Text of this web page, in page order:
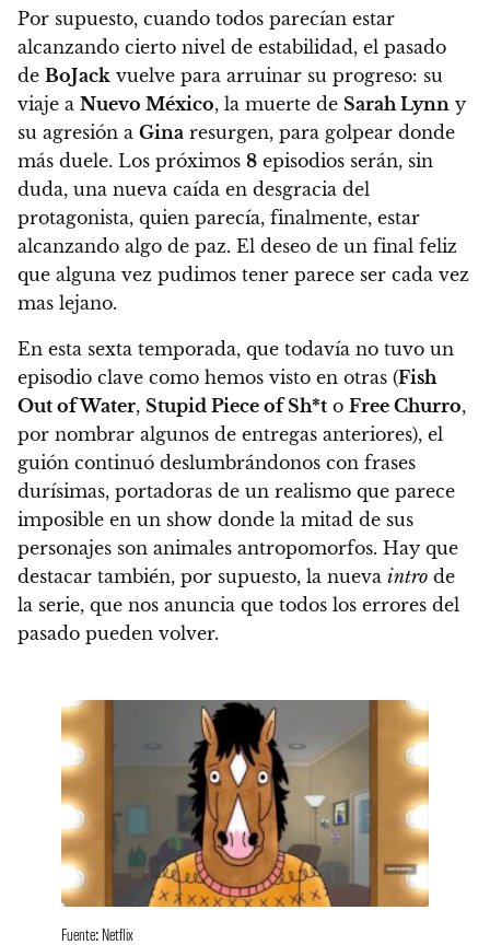
Por supuesto, cuando todos parecían estar
alcanzando cierto nivel de estabilidad, el pasado
de BoJack vuelve para arruinar su progreso: su
viaje a Nuevo México, la muerte de Sarah Lynn y
su agresión a Gina resurgen, para golpear donde
más duele. Los próximos 8 episodios serán, sin
duda, una nueva caída en desgracia del
protagonista, quien parecía, finalmente, estar
alcanzando algo de paz. El deseo de un final feliz
que alguna vez pudimos tener parece ser cada vez
mas lejano.
En esta sexta temporada, que todavía no tuvo un
episodio clave como hemos visto en otras (Fish
Out of Water, Stupid Piece of Sh*t o Free Churro,
por nombrar algunos de entregas anteriores), el
guión continuó deslumbrándonos con frases
durísimas, portadoras de un realismo que parece
imposible en un show donde la mitad de sus
personajes son animales antropomorfos. Hay que
destacar también, por supuesto, la nueva intro de
la serie, que nos anuncia que todos los errores del
pasado pueden volver.
Fuente: Netflix